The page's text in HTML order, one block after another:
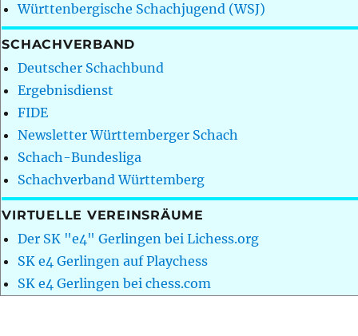
Württenbergische Schachjugend (WSJ)
SCHACHVERBAND
Deutscher Schachbund
Ergebnisdienst
FIDE
Newsletter Württemberger Schach
Schach-Bundesliga
Schachverband Württemberg
VIRTUELLE VEREINSRÄUME
Der SK "e4" Gerlingen bei Lichess.org
SK e4 Gerlingen auf Playchess
SK e4 Gerlingen bei chess.com